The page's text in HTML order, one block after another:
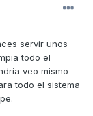
servir unos
todo el
veo mismo
todo el sistema